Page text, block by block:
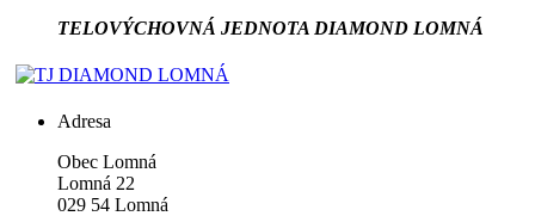
TELOVÝCHOVNÁ JEDNOTA DIAMOND LOMNÁ
Adresa
Obec Lomná
Lomná 22
029 54 Lomná